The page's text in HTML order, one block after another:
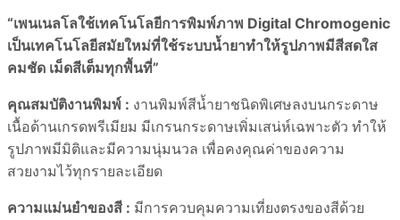
“เพนเนลโลใช้เทคโนโลยีการพิมพ์ภาพ Digital Chromogenic
เป็นเทคโนโลยีสมัยใหม่ที่ใช้ระบบน้ำยาทำให้รูปภาพมีสีสดใส
คมชัด เม็ดสีเต็มทุกพื้นที่”
คุณสมบัติงานพิมพ์ : งานพิมพ์สีน้ำยาชนิดพิเศษลงบนกระดาษ
เนื้อด้านเกรดพรีเมียม มีเกรนกระดาษเพิ่มเสน่ห์เฉพาะตัว ทำให้
รูปภาพมีมิติและมีความนุ่มนวล เพื่อคงคุณค่าของความ
สวยงามไว้ทุกรายละเอียด
ความแม่นยำของสี : มีการควบคุมความเที่ยงตรงของสีด้วย